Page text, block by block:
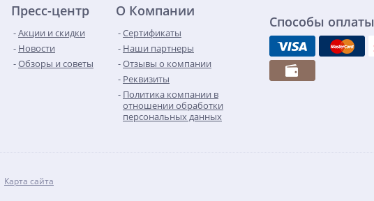
Пресс-центр
Акции и скидки
Новости
Обзоры и советы
О Компании
Сертификаты
Наши партнеры
Отзывы о компании
Реквизиты
Политика компании в
отношении обработки
персональных данных
Способы оплаты
Карта сайта